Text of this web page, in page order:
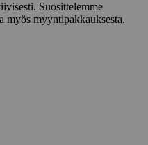
Suosittelemme
myös myyntipakkauksesta.